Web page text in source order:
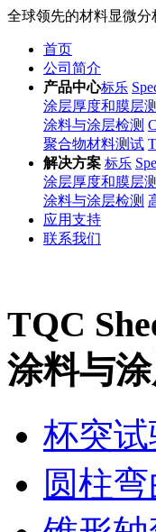
全球领先的材料显微
首页
公司简介
产品中心标乐
涂层厚度和膜层
涂料与涂层检测
聚合物材料测试
解决方案 标乐
涂层厚度和膜层
涂料与涂层检测
应用支持
联系我们
TQC
涂料与
杯突试
圆柱